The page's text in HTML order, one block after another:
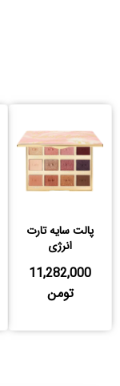
پالت سایه تارت
انرژی
11,282,000
تومن